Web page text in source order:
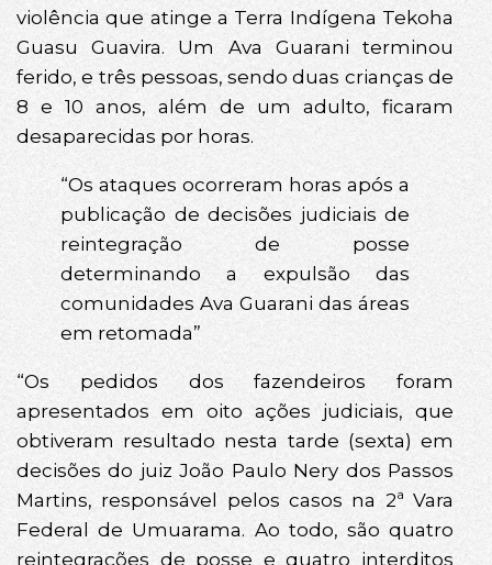
violência que atinge a Terra Indígena Tekoha
Guasu Guavira. Um Ava Guarani terminou
ferido, e três pessoas, sendo duas crianças de
8 e 10 anos, além de um adulto, ficaram
desaparecidas por horas.
“Os ataques ocorreram horas após a
publicação de decisões judiciais de
reintegração de posse
determinando a expulsão das
comunidades Ava Guarani das áreas
em retomada”
“Os pedidos dos fazendeiros foram
apresentados em oito ações judiciais, que
obtiveram resultado nesta tarde (sexta) em
decisões do juiz João Paulo Nery dos Passos
Martins, responsável pelos casos na 2ª Vara
Federal de Umuarama. Ao todo, são quatro
reintegrações de posse e quatro interditos